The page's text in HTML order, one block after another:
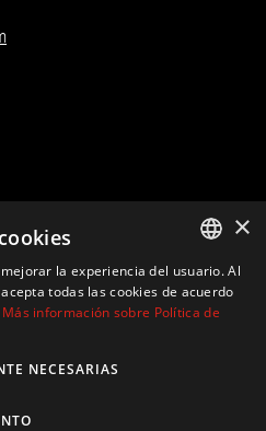
ENGLISH
SPANISH
×
la experiencia del usuario. Al
todas las cookies de acuerdo
Más información sobre Política de
NECESARIAS